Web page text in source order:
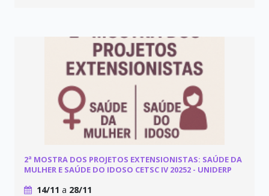
2ª MOSTRA DOS PROJETOS EXTENSIONISTAS: SAÚDE DA
MULHER E SAÚDE DO IDOSO CETSC IV 20252 - UNIDERP
14/11 a 28/11